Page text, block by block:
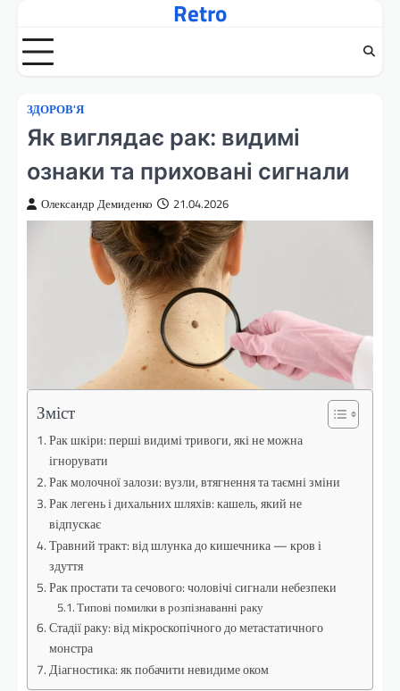
вмісту
Retro
ЗДОРОВ'Я
Як виглядає рак: видимі
ознаки та приховані сигнали
Олександр Демиденко 21.04.2026
Зміст
Рак шкіри: перші видимі тривоги, які не можна
ігнорувати
Рак молочної залози: вузли, втягнення та таємні зміни
Рак легень і дихальних шляхів: кашель, який не
відпускає
Травний тракт: від шлунка до кишечника — кров і
здуття
Рак простати та сечового: чоловічі сигнали небезпеки
Типові помилки в розпізнаванні раку
Стадії раку: від мікроскопічного до метастатичного
монстра
Діагностика: як побачити невидиме оком